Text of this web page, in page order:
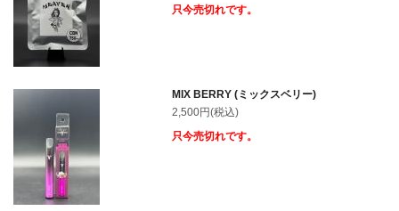
只今売切れです。
MIX BERRY (ミックスベリー)
2,500円(税込)
只今売切れです。